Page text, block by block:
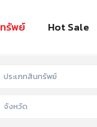
รัพย์ Hot Sale
ประเภทสินทรัพย์
จังหวัด